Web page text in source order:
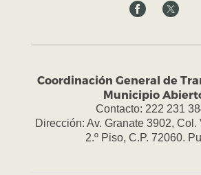
Coordinación General de
Municipio
Contacto: 222 231
Dirección: Av. Granate 3902,
2.º Piso, C.P. 72060.